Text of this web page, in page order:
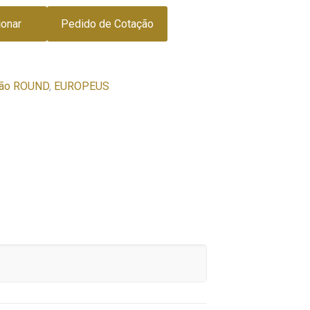
Pedido de Cotação
ROUND, EUROPEUS